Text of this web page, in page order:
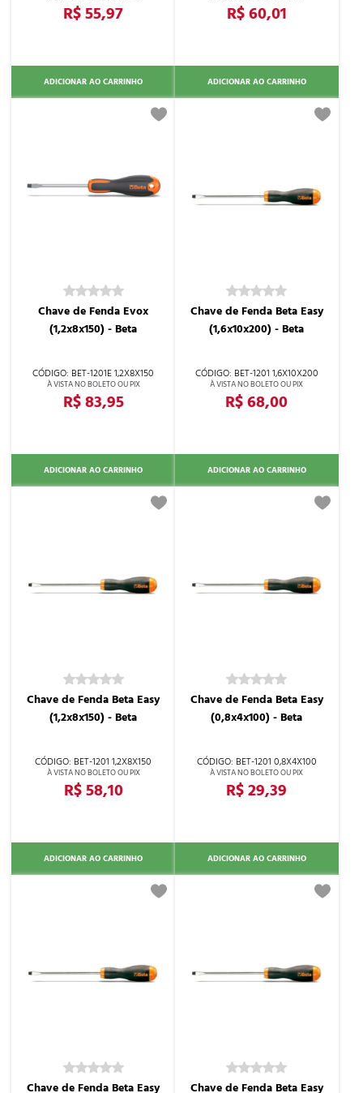
R$ 55,97
ADICIONAR AO CARRINHO
R$ 60,01
ADICIONAR AO CARRINHO
BET-1201E 1,2X8X150
Chave de Fenda Evox
(1,2x8x150) - Beta
R$ 83,95
ADICIONAR AO CARRINHO
BET-1201 1,6X10X200
Chave de Fenda Beta Easy
(1,6x10x200) - Beta
R$ 68,00
ADICIONAR AO CARRINHO
BET-1201 1,2X8X150
Chave de Fenda Beta Easy
(1,2x8x150) - Beta
R$ 58,10
ADICIONAR AO CARRINHO
BET-1201 0,8X4X100
Chave de Fenda Beta Easy
(0,8x4x100) - Beta
R$ 29,39
ADICIONAR AO CARRINHO
Chave de Fenda Beta Easy Chave de Fenda Beta Easy